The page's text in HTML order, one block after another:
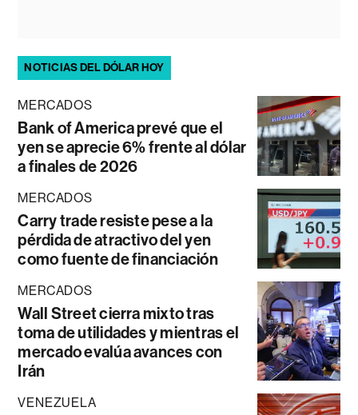
NOTICIAS DEL DÓLAR HOY
MERCADOS
Bank of America prevé que el
yen se aprecie 6% frente al dólar
a finales de 2026
MERCADOS
Carry trade resiste pese a la
pérdida de atractivo del yen
como fuente de financiación
MERCADOS
Wall Street cierra mixto tras
toma de utilidades y mientras el
mercado evalúa avances con
Irán
VENEZUELA